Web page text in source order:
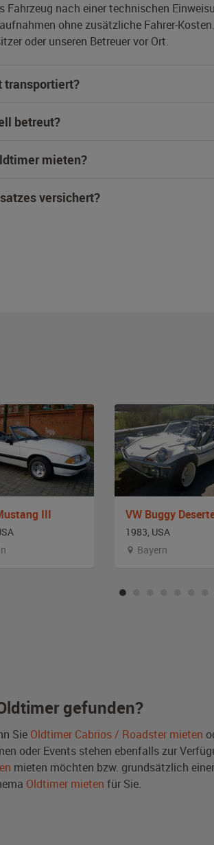
Fahrzeug nach einer technischen
ohne zusätzliche Fahrer-
oder unseren Betreuer vor Ort.
transportiert?
betreut?
mieten?
versichert?
III VW Buggy
1983, USA
Bayern
gefunden?
Sie Oldtimer Cabrios / Roadster mieten
oder Events stehen ebenfalls zur
mieten möchten bzw. grundsätzlich
Oldtimer mieten für Sie.